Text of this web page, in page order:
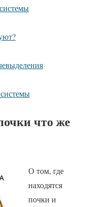
что же
О том, где
находятся
почки и